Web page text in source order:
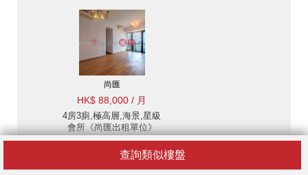
查詢類似樓盤
尚匯
HK$ 88,000 / 月
4房3廁,極高層,海景,星級
會所《尚匯出租單位》